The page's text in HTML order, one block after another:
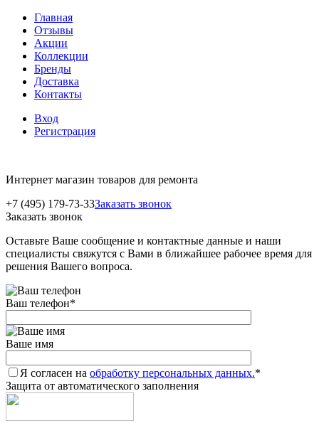
Главная
Отзывы
Акции
Коллекции
Бренды
Доставка
Контакты
Вход
Регистрация
Интернет магазин товаров для ремонта
+7 (495) 179-73-33Заказать звонок
Заказать звонок
Оставьте Ваше сообщение и контактные данные и наши
специалисты свяжутся с Вами в ближайшее рабочее время для
решения Вашего вопроса.
Ваш телефон*
Ваше имя
Я согласен на обработку персональных данных.*
Защита от автоматического заполнения